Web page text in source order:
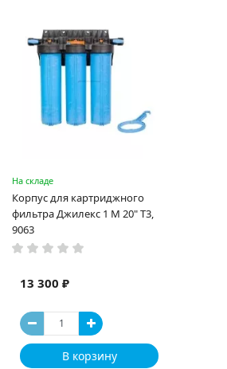
На складе
Корпус для картриджного
фильтра Джилекс 1 М 20" Т3,
9063
13 300 ₽
В корзину